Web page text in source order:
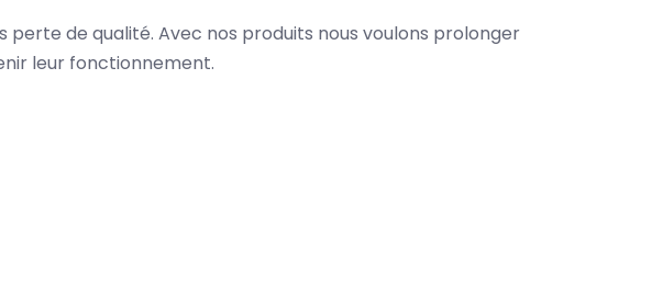
perte de qualité. Avec nos produits nous voulons prolonger
leur fonctionnement.